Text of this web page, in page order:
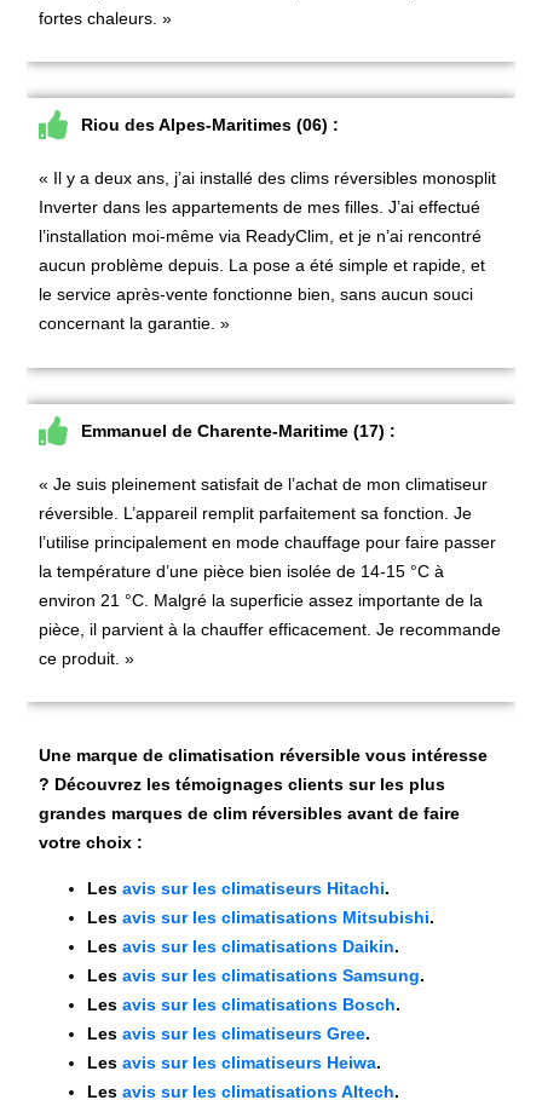
fortes chaleurs. »
Riou des Alpes-Maritimes (06) :
« Il y a deux ans, j’ai installé des clims réversibles monosplit
Inverter dans les appartements de mes filles. J’ai effectué
l’installation moi-même via ReadyClim, et je n’ai rencontré
aucun problème depuis. La pose a été simple et rapide, et
le service après-vente fonctionne bien, sans aucun souci
concernant la garantie. »
Emmanuel de Charente-Maritime (17) :
« Je suis pleinement satisfait de l’achat de mon climatiseur
réversible. L’appareil remplit parfaitement sa fonction. Je
l’utilise principalement en mode chauffage pour faire passer
la température d’une pièce bien isolée de 14-15 °C à
environ 21 °C. Malgré la superficie assez importante de la
pièce, il parvient à la chauffer efficacement. Je recommande
ce produit. »
Une marque de climatisation réversible vous intéresse
? Découvrez les témoignages clients sur les plus
grandes marques de clim réversibles avant de faire
votre choix :
Lesavis sur les climatiseurs Hitachi.
Lesavis sur les climatisations Mitsubishi.
Lesavis sur les climatisations Daikin.
Lesavis sur les climatisations Samsung.
Lesavis sur les climatisations Bosch.
Lesavis sur les climatiseurs Gree.
Lesavis sur les climatiseurs Heiwa.
Lesavis sur les climatisations Altech.